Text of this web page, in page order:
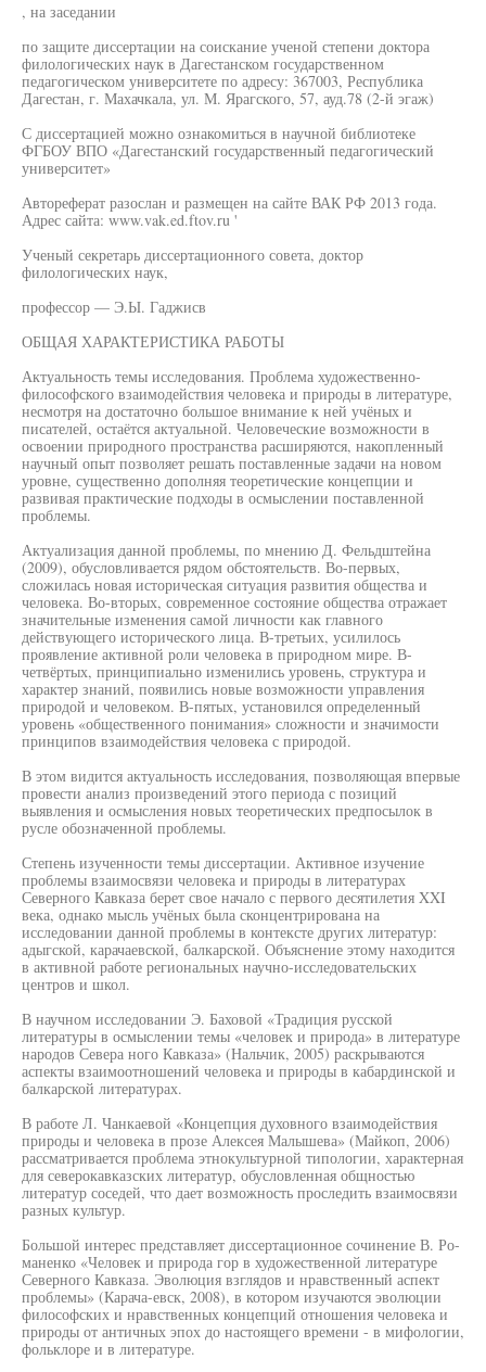
, на заседании
по защите диссертации на соискание ученой степени доктора
филологических наук в Дагестанском государственном
педагогическом университете по адресу: 367003, Республика
Дагестан, г. Махачкала, ул. М. Ярагского, 57, ауд.78 (2-й эгаж)
С диссертацией можно ознакомиться в научной библиотеке
ФГБОУ ВПО «Дагестанский государственный педагогический
университет»
Автореферат разослан и размещен на сайте ВАК РФ 2013 года.
Адрес сайта: www.vak.ed.ftov.ru '
Ученый секретарь диссертационного совета, доктор
филологических наук,
профессор — Э.Ы. Гаджисв
ОБЩАЯ ХАРАКТЕРИСТИКА РАБОТЫ
Актуальность темы исследования. Проблема художественно-
философского взаимодействия человека и природы в литературе,
несмотря на достаточно большое внимание к ней учёных и
писателей, остаётся актуальной. Человеческие возможности в
освоении природного пространства расширяются, накопленный
научный опыт позволяет решать поставленные задачи на новом
уровне, существенно дополняя теоретические концепции и
развивая практические подходы в осмыслении поставленной
проблемы.
Актуализация данной проблемы, по мнению Д. Фельдштейна
(2009), обусловливается рядом обстоятельств. Во-первых,
сложилась новая историческая ситуация развития общества и
человека. Во-вторых, современное состояние общества отражает
значительные изменения самой личности как главного
действующего исторического лица. В-третьих, усилилось
проявление активной роли человека в природном мире. В-
четвёртых, принципиально изменились уровень, структура и
характер знаний, появились новые возможности управления
природой и человеком. В-пятых, установился определенный
уровень «общественного понимания» сложности и значимости
принципов взаимодействия человека с природой.
В этом видится актуальность исследования, позволяющая впервые
провести анализ произведений этого периода с позиций
выявления и осмысления новых теоретических предпосылок в
русле обозначенной проблемы.
Степень изученности темы диссертации. Активное изучение
проблемы взаимосвязи человека и природы в литературах
Северного Кавказа берет свое начало с первого десятилетия XXI
века, однако мысль учёных была сконцентрирована на
исследовании данной проблемы в контексте других литератур:
адыгской, карачаевской, балкарской. Объяснение этому находится
в активной работе региональных научно-исследовательских
центров и школ.
В научном исследовании Э. Баховой «Традиция русской
литературы в осмыслении темы «человек и природа» в литературе
народов Севера ного Кавказа» (Нальчик, 2005) раскрываются
аспекты взаимоотношений человека и природы в кабардинской и
балкарской литературах.
В работе Л. Чанкаевой «Концепция духовного взаимодействия
природы и человека в прозе Алексея Малышева» (Майкоп, 2006)
рассматривается проблема этнокультурной типологии, характерная
для северокавказских литератур, обусловленная общностью
литератур соседей, что дает возможность проследить взаимосвязи
разных культур.
Большой интерес представляет диссертационное сочинение В. Ро-
маненко «Человек и природа гор в художественной литературе
Северного Кавказа. Эволюция взглядов и нравственный аспект
проблемы» (Карача-евск, 2008), в котором изучаются эволюции
философских и нравственных концепций отношения человека и
природы от античных эпох до настоящего времени - в мифологии,
фольклоре и в литературе.